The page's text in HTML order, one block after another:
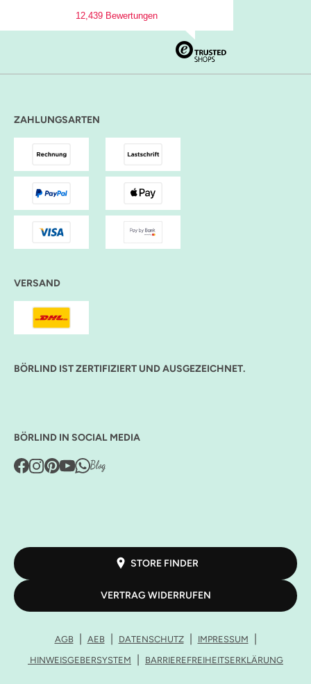
12,439 Bewertungen
ZAHLUNGSARTEN
VERSAND
BÖRLIND IST ZERTIFIZIERT UND AUSGEZEICHNET.
BÖRLIND IN SOCIAL MEDIA
STORE FINDER
VERTRAG WIDERRUFEN
AGB AEB DATENSCHUTZ
IMPRESSUM
HINWEISGEBERSYSTEM
BARRIEREFREIHEITSERKLÄRUNG